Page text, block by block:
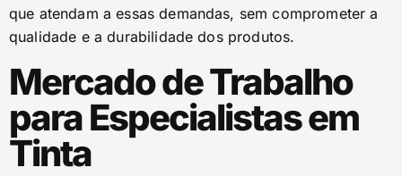
que atendam a essas demandas, sem comprometer a
qualidade e a durabilidade dos produtos.
Mercado de Trabalho
para Especialistas em
Tinta